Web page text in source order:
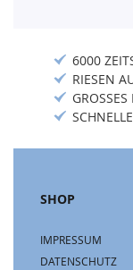
6000
RIESEN
GROSSES
SHOP
IMPRESSUM
DATENSCHUTZ